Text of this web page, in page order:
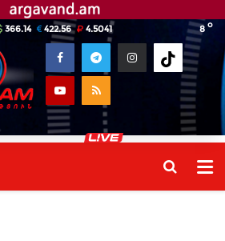
8 o
366.14 422.56 4.5041